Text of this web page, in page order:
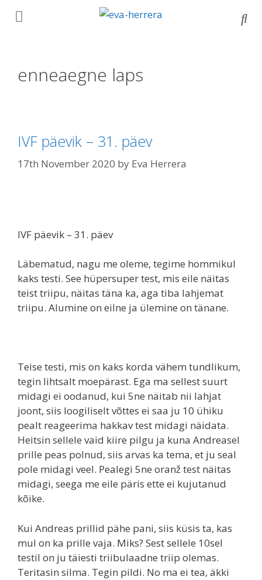
enneaegne laps
IVF päevik – 31. päev
17th November 2020 by Eva Herrera
IVF päevik – 31. päev
Läbematud, nagu me oleme, tegime hommikul
kaks testi. See hüpersuper test, mis eile näitas
teist triipu, näitas täna ka, aga tiba lahjemat
triipu. Alumine on eilne ja ülemine on tänane.
Teise testi, mis on kaks korda vähem tundlikum,
tegin lihtsalt moepärast. Ega ma sellest suurt
midagi ei oodanud, kui 5ne näitab nii lahjat
joont, siis loogiliselt võttes ei saa ju 10 ühiku
pealt reageerima hakkav test midagi näidata.
Heitsin sellele vaid kiire pilgu ja kuna Andreasel
prille peas polnud, siis arvas ka tema, et ju seal
pole midagi veel. Pealegi 5ne oranž test näitas
midagi, seega me eile päris ette ei kujutanud
kõike.
Kui Andreas prillid pähe pani, siis küsis ta, kas
mul on ka prille vaja. Miks? Sest sellele 10sel
testil on ju täiesti triibulaadne triip olemas.
Teritasin silma. Tegin pildi. No ma ei tea, äkki